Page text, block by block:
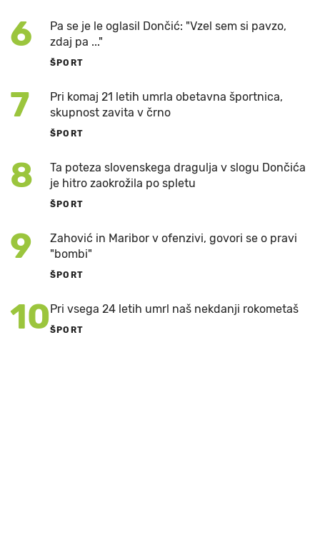
6
Pa se je le oglasil Dončić: "Vzel sem si pavzo,
zdaj pa ..."
ŠPORT
7
Pri komaj 21 letih umrla obetavna športnica,
skupnost zavita v črno
ŠPORT
8
Ta poteza slovenskega dragulja v slogu Dončića
je hitro zaokrožila po spletu
ŠPORT
9
Zahović in Maribor v ofenzivi, govori se o pravi
"bombi"
ŠPORT
10Pri vsega 24 letih umrl naš nekdanji rokometaš
ŠPORT